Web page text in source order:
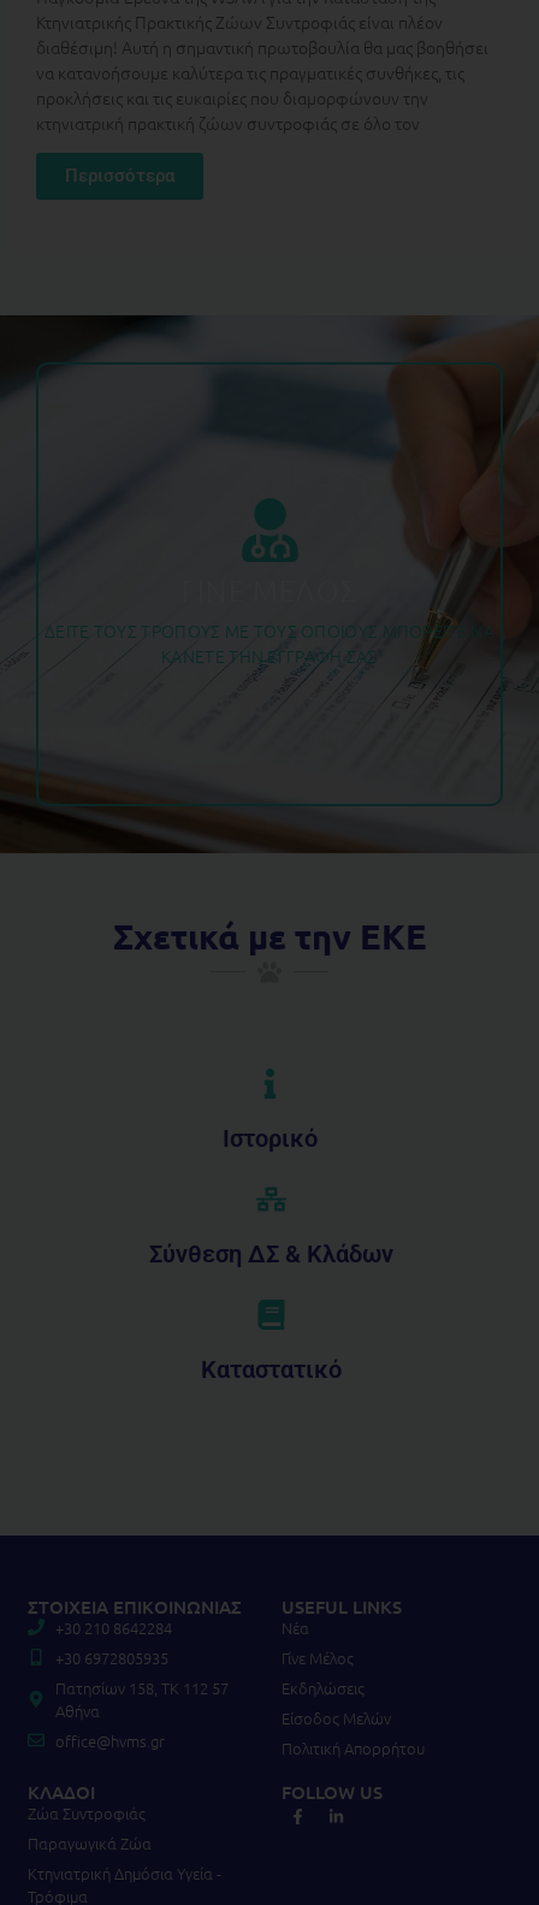
Κτηνιατρικής Πρακτικής Ζώων Συντροφιάς είναι πλέον
διαθέσιμη! Αυτή η σημαντική πρωτοβουλία θα μας βοηθήσει
να κατανοήσουμε καλύτερα τις πραγματικές συνθήκες, τις
προκλήσεις και τις ευκαιρίες που διαμορφώνουν την
κτηνιατρική πρακτική ζώων συντροφιάς σε όλο τον
Περισσότερα
ΔΕΙΤΕ ΤΟΥΣ ΤΡΟΠΟΥΣ ΜΕ ΤΟΥΣ ΟΠΟΙΟΥΣ ΜΠΟΡΕΙΤΕ ΝΑ
ΚΑΝΕΤΕ ΤΗΝ ΕΓΓΡΑΦΗ ΣΑΣ
Αν θέλετε να γίνετε για πρώτη φορά μέλος της ΕΚΕ
μπορείτε να κάνετε την εγγραφή σας και να
τακτοποιήσετε τη συνδρομή του 2024 με συνολικό
κόστος 50€ (40€ Συνδρομή και 10€ εγγραφή)
(Τα οικονομικά τακτοποιημένα μέλη της ΕΚΕ θα μπορούν
να παρακολουθούν ΔΩΡΕΑΝ ΟΛΑ τα webinars της
χρονιάς και σε ειδικές τιμές τις επιστημονικές ημερίδες,
διημερίδες και συνέδρια.)
Σχετικά με την ΕΚΕ
Ιστορικό
Σύνθεση ΔΣ & Κλάδων
Καταστατικό
ΣΤΟΙΧΕΙΑ ΕΠΙΚΟΙΝΩΝΙΑΣ
+30 210 8642284
+30 6972805935
Πατησίων 158, TK 112 57
Αθήνα
office@hvms.gr
USEFUL LINKS
Νέα
Γίνε Μέλος
Εκδηλώσεις
Είσοδος Μελών
Πολιτική Απορρήτου
ΚΛΑΔΟΙ
Ζώα Συντροφιάς
Παραγωγικά Ζώα
Κτηνιατρική Δημόσια Υγεία -
Τρόφιμα
FOLLOW US